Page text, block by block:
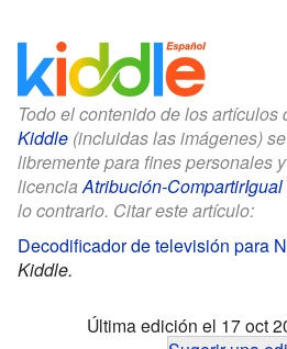
Todo el contenido de los artículos
Kiddle (incluidas las imágenes)
libremente para fines personales
licenciaAtribución-CompartirIgual
lo contrario. Citar este artículo:
Decodificador de televisión para
Kiddle.
Última edición el 17 oct